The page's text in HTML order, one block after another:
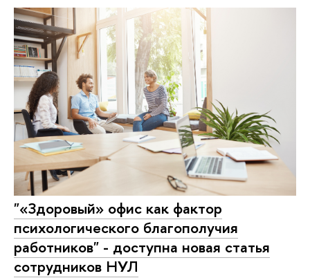
"«Здоровый» офис как фактор
психологического благополучия
работников" - доступна новая статья
сотрудников НУЛ